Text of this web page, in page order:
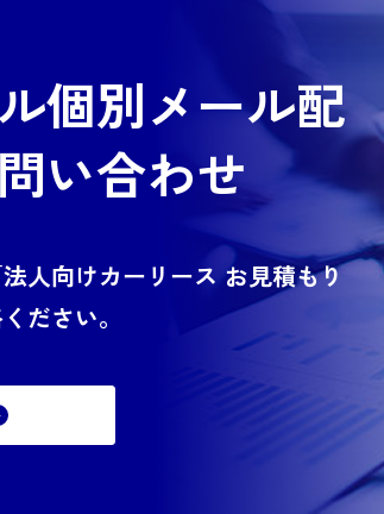
個別メール配
い合わせ
人向けカーリース お見積もり
ださい。